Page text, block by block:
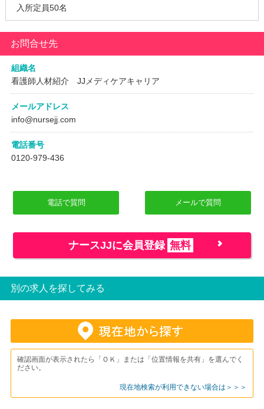
入所定員50名
お問合せ先
組織名
看護師人材紹介 JJメディケアキャリア
メールアドレス
info@nursejj.com
電話番号
0120-979-436
電話で質問 メールで質問
ナースJJに会員登録 無料
別の求人を探してみる
確認画面が表示されたら「ＯＫ」または「位置情報を共有」を選んでく
ださい。
現在地検索が利用できない場合は＞＞＞